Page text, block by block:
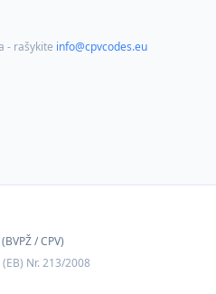
- rašykite info@cpvcodes.eu
/ CPV)
Nr. 213/2008